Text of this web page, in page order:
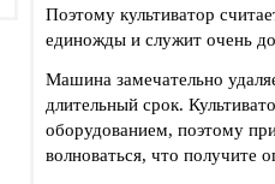
Поэтому культиватор
единожды и служит очень
Машина замечательно
длительный срок.
оборудованием, поэтому
волноваться, что получите